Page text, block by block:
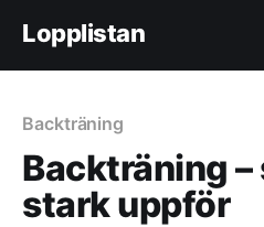
Lopplistan
Backträning
Backträning –
stark uppför